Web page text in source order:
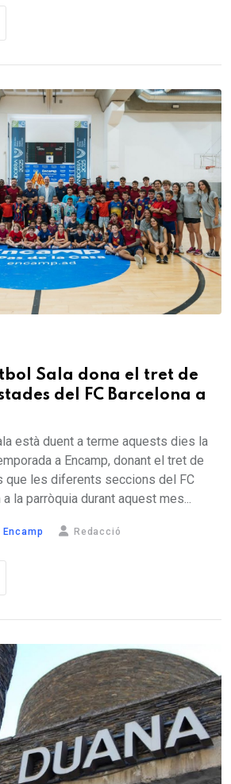
Sala dona el tret de
del FC Barcelona a
està duent a terme aquests dies la
a Encamp, donant el tret de
que les diferents seccions del FC
la parròquia durant aquest mes...
Encamp Redacció